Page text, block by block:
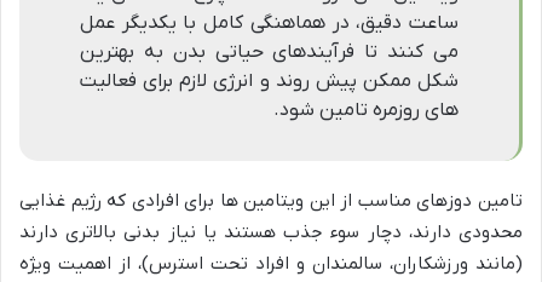
ساعت دقیق، در هماهنگی کامل با یکدیگر عمل
می کنند تا فرآیندهای حیاتی بدن به بهترین
شکل ممکن پیش روند و انرژی لازم برای فعالیت
های روزمره تامین شود.
تامین دوزهای مناسب از این ویتامین ها برای افرادی که رژیم غذایی
محدودی دارند، دچار سوء جذب هستند یا نیاز بدنی بالاتری دارند
(مانند ورزشکاران، سالمندان و افراد تحت استرس)، از اهمیت ویژه